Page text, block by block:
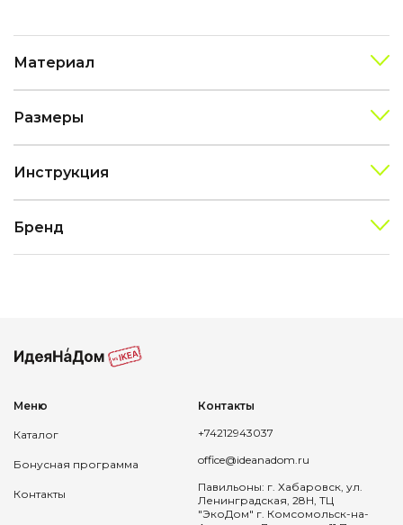
Материал
Размеры
Инструкция
Бренд
Меню
Каталог
Бонусная программа
Контакты
Контакты
+74212943037
office@ideanadom.ru
Павильоны: г. Хабаровск, ул.
Ленинградская, 28Н, ТЦ
"ЭкоДом" г. Комсомольск-на-